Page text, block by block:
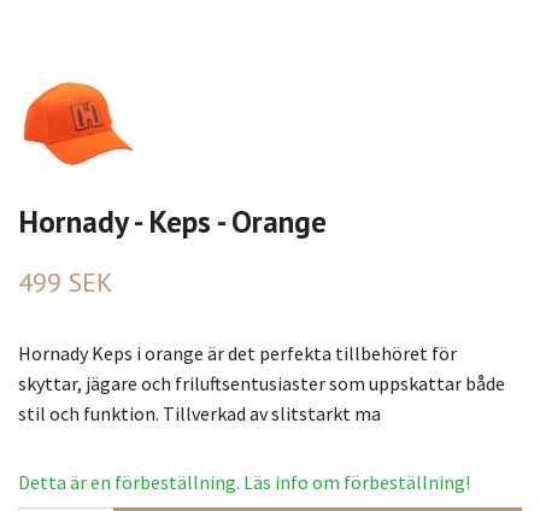
Hornady - Keps - Orange
499 SEK
Hornady Keps i orange är det perfekta tillbehöret för
skyttar, jägare och friluftsentusiaster som uppskattar både
stil och funktion. Tillverkad av slitstarkt ma
Detta är en förbeställning. Läs info om förbeställning!